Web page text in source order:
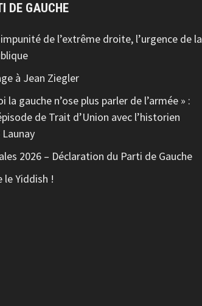
DE GAUCHE
de l’extrême droite, l’urgence de la
à Jean Ziegler
la gauche n’ose plus parler de l’armée » :
de Trait d’Union avec l’historien
2026 – Déclaration du Parti de Gauche
le Yiddish !